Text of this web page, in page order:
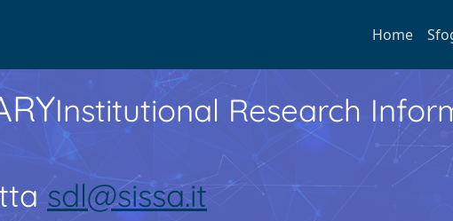
Home
Institutional Research
sdl@sissa.it